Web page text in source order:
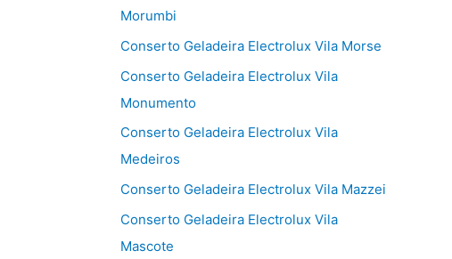
Morumbi
Conserto Geladeira Electrolux Vila Morse
Conserto Geladeira Electrolux Vila
Monumento
Conserto Geladeira Electrolux Vila
Medeiros
Conserto Geladeira Electrolux Vila Mazzei
Conserto Geladeira Electrolux Vila
Mascote